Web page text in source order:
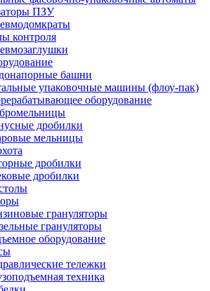
ПЗУ
контроля
башни
упаковочные машины (флоу-пак)
оборудование
дробилки
мельницы
дробилки
дробилки
грануляторы
грануляторы
оборудование
тележки
техника